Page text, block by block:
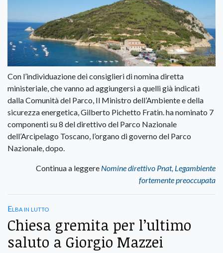
Con l’individuazione dei consiglieri di nomina diretta
ministeriale, che vanno ad aggiungersi a quelli già indicati
dalla Comunità del Parco, Il Ministro dell’Ambiente e della
sicurezza energetica, Gilberto Pichetto Fratin. ha nominato 7
componenti su 8 del direttivo del Parco Nazionale
dell’Arcipelago Toscano, l’organo di governo del Parco
Nazionale, dopo.
Continua a leggere Nomine direttivo Pnat, Legambiente
fortemente preoccupata
Elba in lutto
Chiesa gremita per l’ultimo
saluto a Giorgio Mazzei